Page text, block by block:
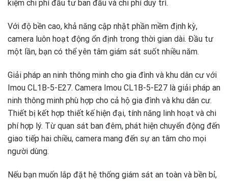
kiệm chi phí đầu tư ban đầu và chi phí duy trì.
Với độ bền cao, khả năng cập nhật phần mềm định kỳ,
camera luôn hoạt động ổn định trong thời gian dài. Đầu tư
một lần, bạn có thể yên tâm giám sát suốt nhiều năm.
Giải pháp an ninh thông minh cho gia đình và khu dân cư với
Imou CL1B-5-E27. Camera Imou CL1B-5-E27 là giải pháp an
ninh thông minh phù hợp cho cả hộ gia đình và khu dân cư.
Thiết bị kết hợp thiết kế hiện đại, tính năng linh hoạt và chi
phí hợp lý. Từ quan sát ban đêm, phát hiện chuyển động đến
giao tiếp hai chiều, camera mang đến sự an tâm cho mọi
người dùng.
Nếu bạn muốn lắp đặt hệ thống giám sát an toàn và bền bỉ,